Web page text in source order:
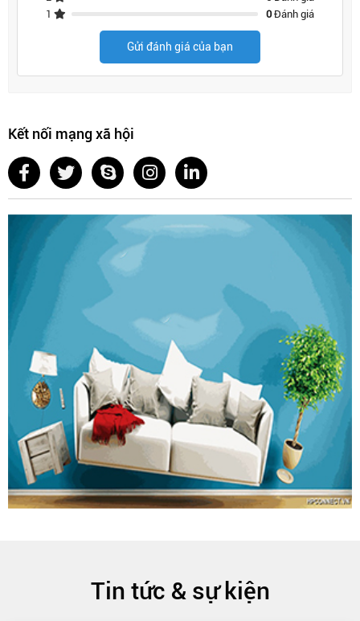
1
0Đánh giá
Gửi đánh giá của bạn
Kết nối mạng xã hội
Tin tức & sự kiện